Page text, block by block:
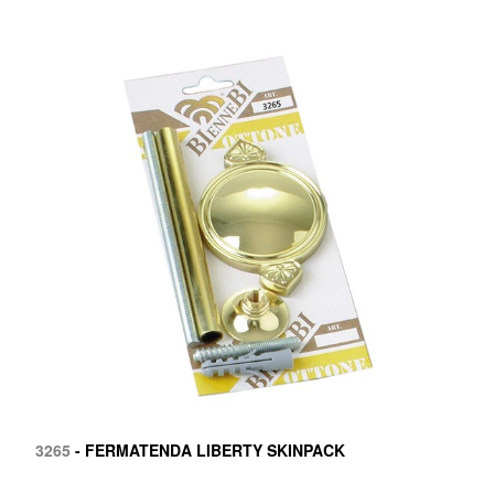
3265- FERMATENDA LIBERTY SKINPACK